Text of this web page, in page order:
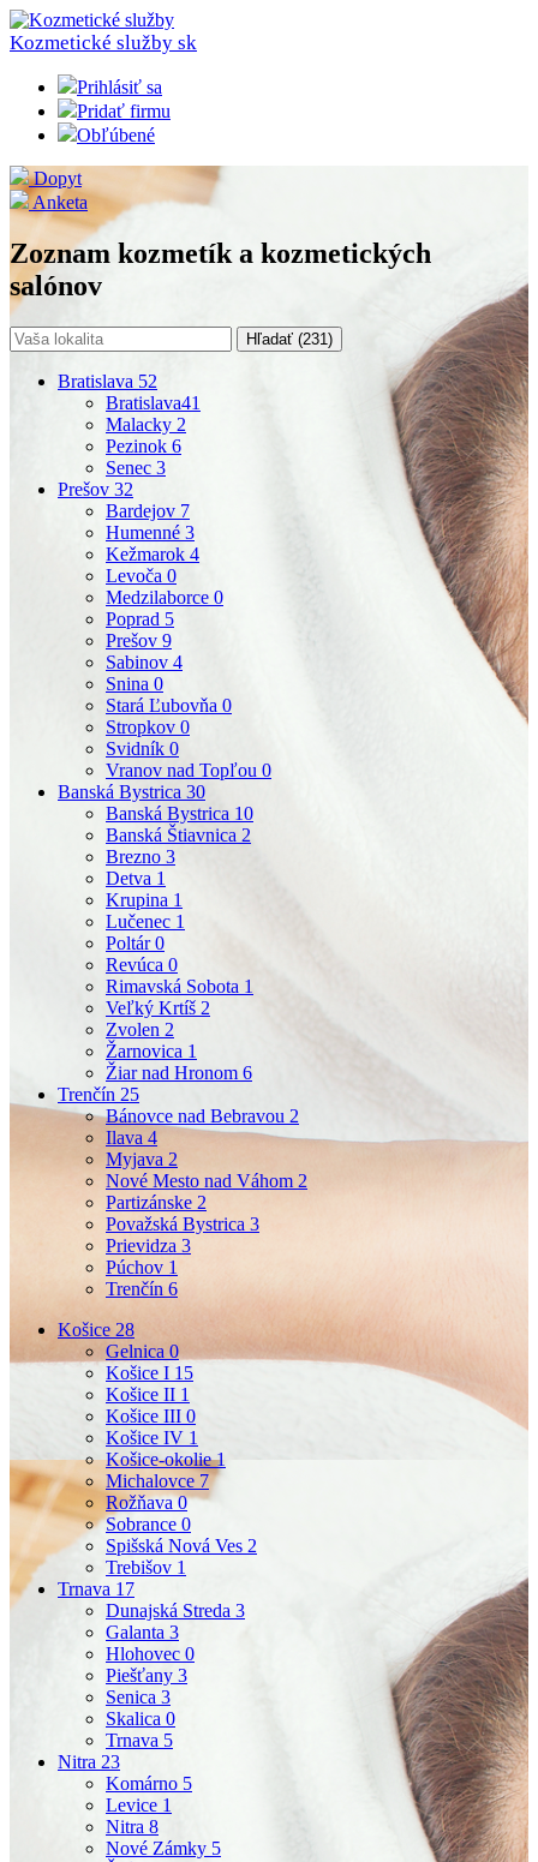
Kozmetické služby sk
Prihlásiť sa
Pridať firmu
Obľúbené
Dopyt
Anketa
Zoznam kozmetík a kozmetických
salónov
Hľadať (231 )
Bratislava 52
Bratislava41
Malacky 2
Pezinok 6
Senec 3
Prešov 32
Bardejov 7
Humenné 3
Kežmarok 4
Levoča 0
Medzilaborce 0
Poprad 5
Prešov 9
Sabinov 4
Snina 0
Stará Ľubovňa 0
Stropkov 0
Svidník 0
Vranov nad Topľou 0
Banská Bystrica 30
Banská Bystrica 10
Banská Štiavnica 2
Brezno 3
Detva 1
Krupina 1
Lučenec 1
Poltár0
Revúca 0
Rimavská Sobota 1
Veľký Krtíš 2
Zvolen 2
Žarnovica 1
Žiar nad Hronom 6
Trenčín 25
Bánovce nad Bebravou 2
Ilava 4
Myjava 2
Nové Mesto nad Váhom 2
Partizánske 2
Považská Bystrica 3
Prievidza 3
Púchov 1
Trenčín 6
Košice 28
Gelnica0
Košice I 15
Košice II 1
Košice III 0
Košice IV 1
Košice-okolie1
Michalovce 7
Rožňava0
Sobrance 0
Spišská Nová Ves 2
Trebišov 1
Trnava 17
Dunajská Streda 3
Galanta 3
Hlohovec 0
Piešťany 3
Senica 3
Skalica 0
Trnava 5
Nitra 23
Komárno 5
Levice 1
Nitra 8
Nové Zámky 5